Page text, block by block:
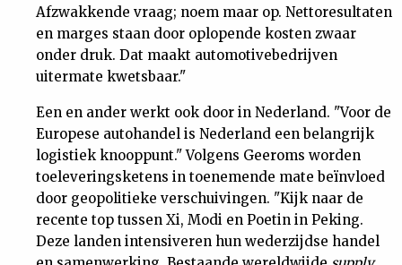
Afzwakkende vraag; noem maar op. Nettoresultaten
en marges staan door oplopende kosten zwaar
onder druk. Dat maakt automotivebedrijven
uitermate kwetsbaar."
Een en ander werkt ook door in Nederland. "Voor de
Europese autohandel is Nederland een belangrijk
logistiek knooppunt." Volgens Geeroms worden
toeleveringsketens in toenemende mate beïnvloed
door geopolitieke verschuivingen. "Kijk naar de
recente top tussen Xi, Modi en Poetin in Peking.
Deze landen intensiveren hun wederzijdse handel